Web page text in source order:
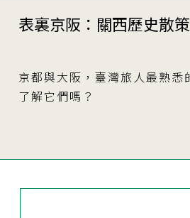
表裏京阪：關西歷史散策
京都與大阪，臺灣旅人最熟悉
了解它們嗎？